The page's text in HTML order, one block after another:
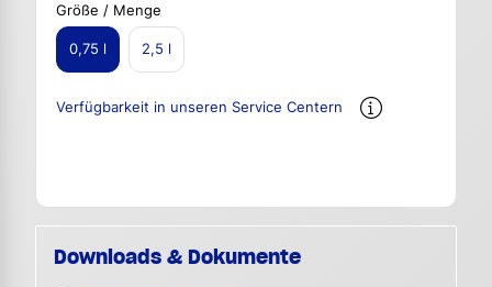
Größe / Menge
0,75 l 2,5 l
Verfügbarkeit in unseren Service Centern
Downloads & Dokumente